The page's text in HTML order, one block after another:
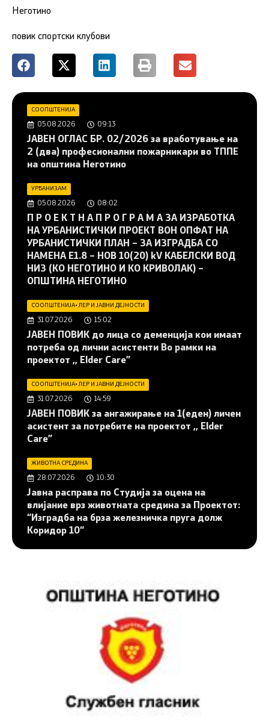
Неготино
повик спортски клубови
СООПШТЕНИЈА
05.08.2026 09:13
JAВЕН ОГЛАС БР. 02/2026 за вработување на
2 (два) професионални пожарникари во ТППЕ
на општина Неготино
УРБАНИЗАМ
05.08.2026 08:02
П Р О Е К Т Н А П Р О Г Р А М А ЗА ИЗРАБОТКА
НА УРБАНИСТИЧКИ ПРОЕКТ ВОН ОПФАТ НА
УРБАНИСТИЧКИ ПЛАН – ЗА ИЗГРАДБА СО
НАМЕНА Е1.8 – НОВ 10(20) kV КАБЕЛСКИ ВОД
НИЗ (КО НЕГОТИНО И КО КРИВОЛАК) –
ОПШТИНА НЕГОТИНО
СООПШТЕНИЈА•ЛЕР И ЈАВНИ ДЕЈНОСТИ
31.07.2026 15:02
JАВЕН ПОВИК до лица со деменција кои имаат
потреба од лични асистенти Во рамки на
проектот ,, Elder Care”
СООПШТЕНИЈА•ЛЕР И ЈАВНИ ДЕЈНОСТИ
31.07.2026 14:59
JАВЕН ПОВИК за ангажирање на 1(еден) личен
асистент за потребите на проектот ,, Elder
Care”
ЖИВОТНА СРЕДИНА
28.07.2026 10:30
Јавна расправа по Студија за оцена на
влијание врз животната средина за Проектот:
“Изградба на брза железничка пруга долж
Коридор 10“